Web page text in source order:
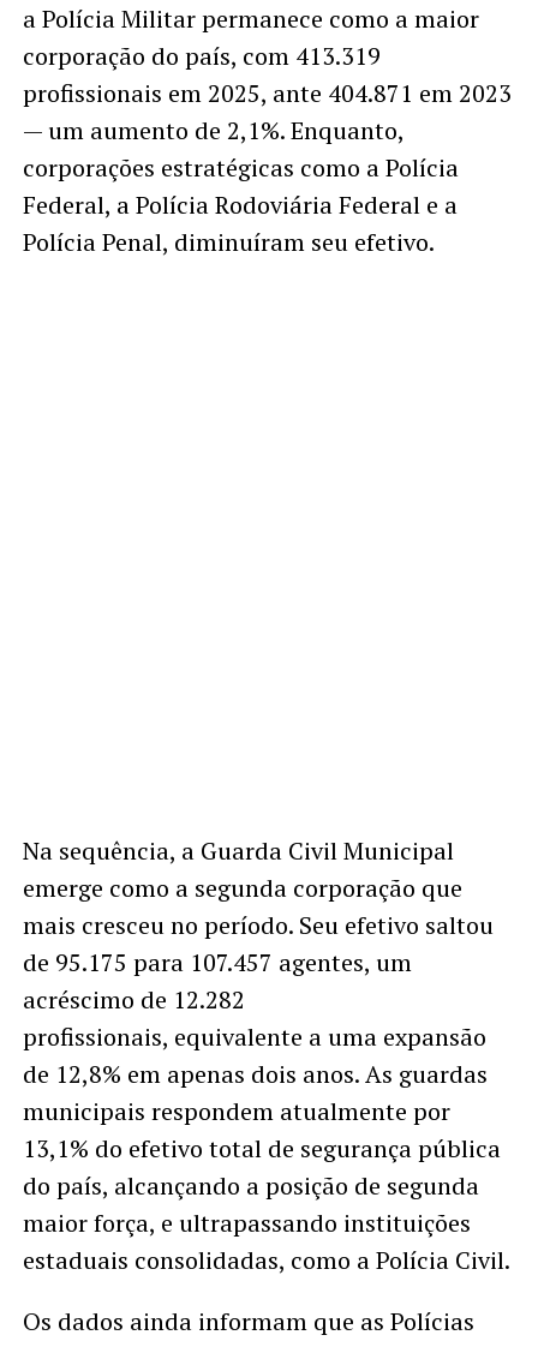
a Polícia Militar permanece como a maior
corporação do país, com 413.319
profissionais em 2025, ante 404.871 em 2023
— um aumento de 2,1%. Enquanto,
corporações estratégicas como a Polícia
Federal, a Polícia Rodoviária Federal e a
Polícia Penal, diminuíram seu efetivo.
Na sequência, a Guarda Civil Municipal
emerge como a segunda corporação que
mais cresceu no período. Seu efetivo saltou
de 95.175 para 107.457 agentes, um
acréscimo de 12.282
profissionais, equivalente a uma expansão
de 12,8% em apenas dois anos. As guardas
municipais respondem atualmente por
13,1% do efetivo total de segurança pública
do país, alcançando a posição de segunda
maior força, e ultrapassando instituições
estaduais consolidadas, como a Polícia Civil.
Os dados ainda informam que as Polícias